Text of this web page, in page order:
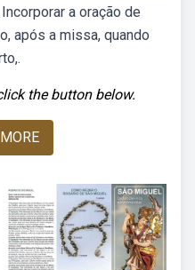
a oração de
após a missa, quando
the button below.